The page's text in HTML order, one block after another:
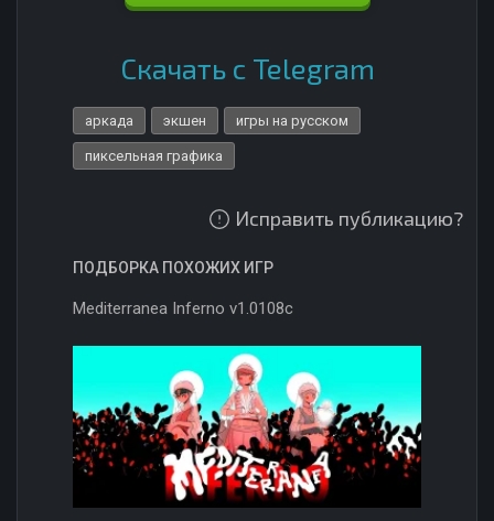
Скачать с Telegram
аркада экшен игры на русском
пиксельная графика
Исправить публикацию?
ПОДБОРКА ПОХОЖИХ ИГР
Mediterranea Inferno v1.0108c